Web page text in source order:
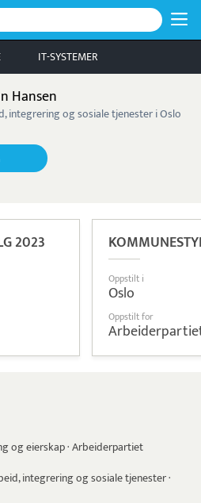
IT-SYSTEMER
Hansen
integrering og sosiale tjenester i Oslo
2023
Oppstilt i
Oslo
Oppstilt for
og eierskap·Arbeiderpartiet
integrering og sosiale tjenester·